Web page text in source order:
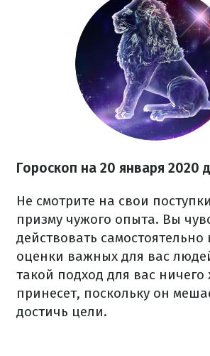
Гороскоп на 20 января 2020
Не смотрите на свои
призму чужого опыта. Вы
действовать самостоятельно
оценки важных для вас
такой подход для вас ничего
принесет, поскольку он
достичь цели.